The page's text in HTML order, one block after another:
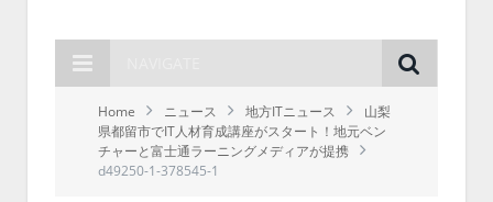
Home ニュース 地方ITニュース
山梨
県都留市でIT人材育成講座がスタート！地元ベン
チャーと富士通ラーニングメディアが提携
d49250-1-378545-1